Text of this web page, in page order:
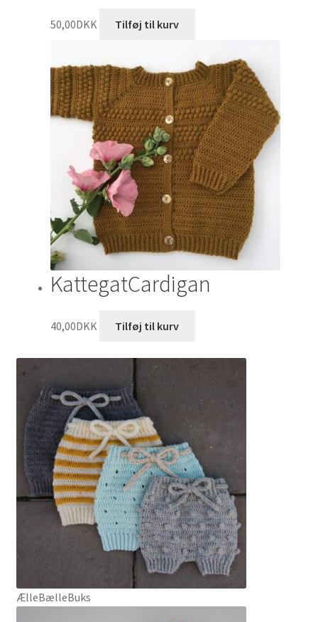
50,00DKK Tilføj til kurv
KattegatCardigan
40,00DKK Tilføj til kurv
ÆlleBælleBuks